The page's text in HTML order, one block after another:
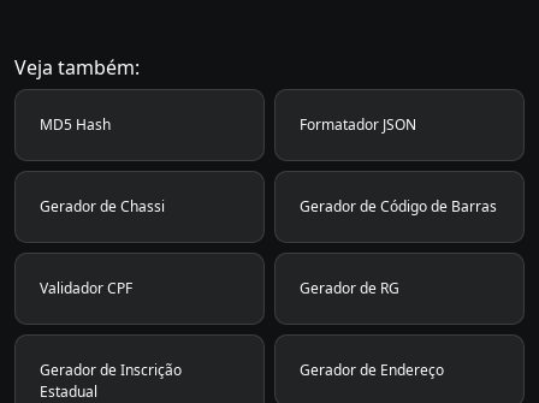
Veja também:
MD5 Hash Formatador JSON
Gerador de Chassi Gerador de Código de Barras
Validador CPF Gerador de RG
Gerador de Inscrição
Estadual
Gerador de Endereço